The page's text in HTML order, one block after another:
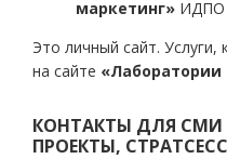
маркетинг»
Это личный сайт.
на сайте «Лаборатории
КОНТАКТЫ ДЛЯ СМИ
ПРОЕКТЫ,